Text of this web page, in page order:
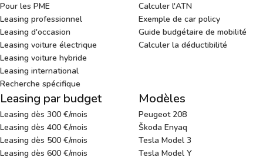
Pour les PME
Leasing professionnel
Leasing d'occasion
Leasing voiture électrique
Leasing voiture hybride
Leasing international
Recherche spécifique
Calculer l'ATN
Exemple de car policy
Guide budgétaire de mobilité
Calculer la déductibilité
Leasing par budget
Leasing dès 300 €/mois
Leasing dès 400 €/mois
Leasing dès 500 €/mois
Leasing dès 600 €/mois
Modèles
Peugeot 208
Škoda Enyaq
Tesla Model 3
Tesla Model Y